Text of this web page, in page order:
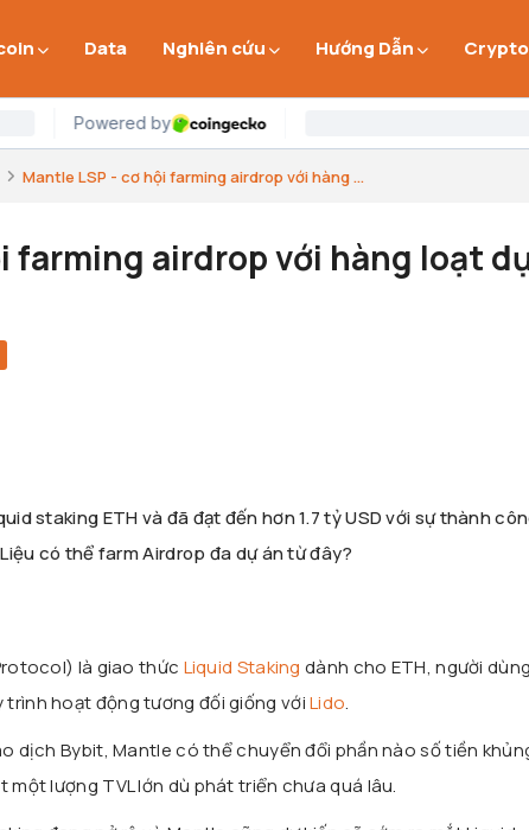
Data Nghiên cứu Hướng Dẫn
Mantle LSP - cơ hội farming airdrop với hàng ...
farming airdrop với hàng loạt
staking ETH và đã đạt đến hơn 1.7 tỷ USD với sự thành
có thể farm Airdrop đa dự án từ đây?
là giao thức Liquid Staking dành cho ETH, người
trình hoạt động tương đối giống vớiLido.
dịch Bybit, Mantle có thể chuyển đổi phần nào số tiền
lượng TVL lớn dù phát triển chưa quá lâu.